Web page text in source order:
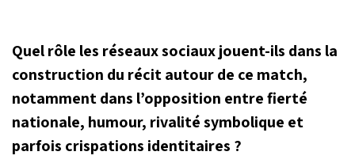
Quel rôle les réseaux sociaux jouent-ils dans la
construction du récit autour de ce match,
notamment dans l’opposition entre fierté
nationale, humour, rivalité symbolique et
parfois crispations identitaires ?